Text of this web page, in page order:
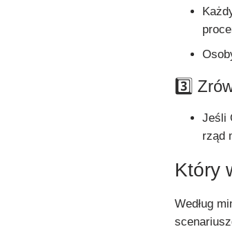
3️⃣
Jeśli
rząd
Który
Według